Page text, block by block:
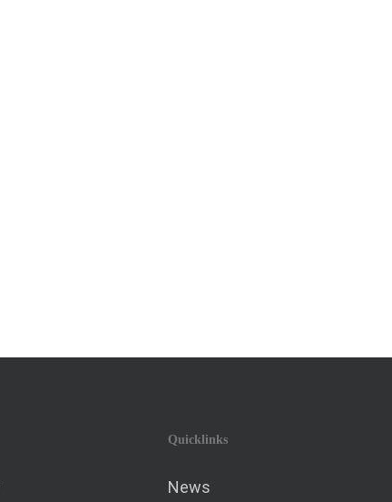
Quicklinks
News